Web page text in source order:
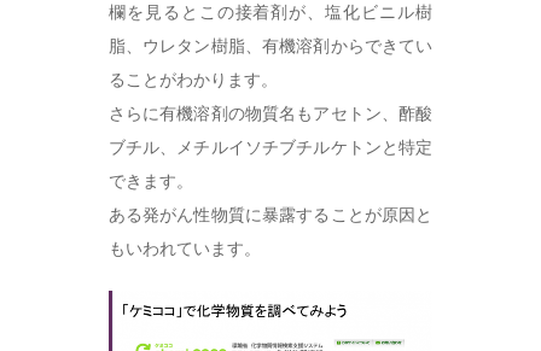
欄を見るとこの接着剤が、塩化ビニル樹
脂、ウレタン樹脂、有機溶剤からできてい
ることがわかります。
さらに有機溶剤の物質名もアセトン、酢酸
ブチル、メチルイソチブチルケトンと特定
できます。
ある発がん性物質に暴露することが原因と
もいわれています。